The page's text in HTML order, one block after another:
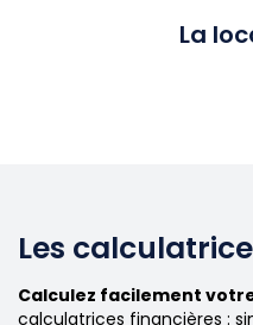
La
Les
Calculez facilement
calculatrices financières :